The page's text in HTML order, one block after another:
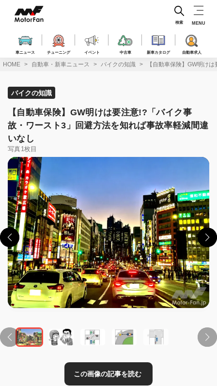
ス
車ニュース チューニング イベント 中古車 新車カタログ 自動車求人
検索 MENU
HOME 自動車・新車ニュース バイクの知識 【自動車保険】GW明け
バイクの知識
【自動車保険】GW明けは要注意!?「バイク事
故・ワースト3」回避方法を知れば事故率軽減間違
いなし
写真1枚目